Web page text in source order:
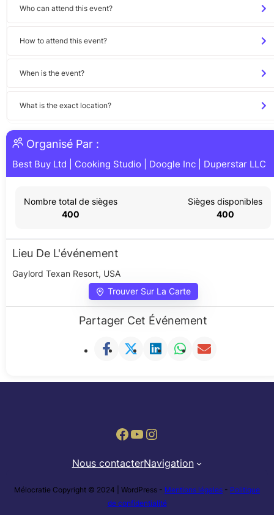
Who can attend this event?
How to attend this event?
When is the event?
What is the exact location?
Organisé Par :
Best Buy Ltd Cooking Studio Doogle Inc Duperstar LLC
Nombre total de sièges
400
Sièges disponibles
400
Lieu De L'événement
Gaylord Texan Resort, USA
Trouver Sur La Carte
Partager Cet Événement
Facebook
YouTube
Instagram
Nous contacterNavigation
Mélocratie Copyright © 2024 | WordPress - Mentions légales - Politique
de confidentialité